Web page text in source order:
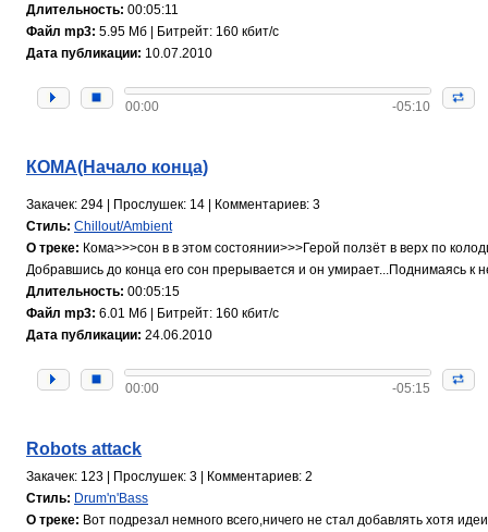
Длительность: 00:05:11
Файл mp3: 5.95 Мб | Битрейт: 160 кбит/с
Дата публикации: 10.07.2010
00:00 -05:10
КОМА(Начало конца)
Закачек: 294 | Прослушек: 14 | Комментариев: 3
Стиль: Chillout/Ambient
О треке: Кома>>>сон в в этом состоянии>>>Герой ползёт в верх по
Добравшись до конца его сон прерывается и он умирает...Поднимаясь
Длительность: 00:05:15
Файл mp3: 6.01 Мб | Битрейт: 160 кбит/с
Дата публикации: 24.06.2010
00:00 -05:15
Robots attack
Закачек: 123 | Прослушек: 3 | Комментариев: 2
Стиль: Drum'n'Bass
О треке: Вот подрезал немного всего,ничего не стал добавлять хотя